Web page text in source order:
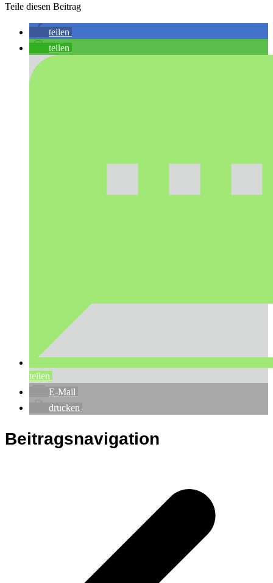
Teile diesen Beitrag
teilen
teilen
teilen
E-Mail
drucken
Beitragsnavigation